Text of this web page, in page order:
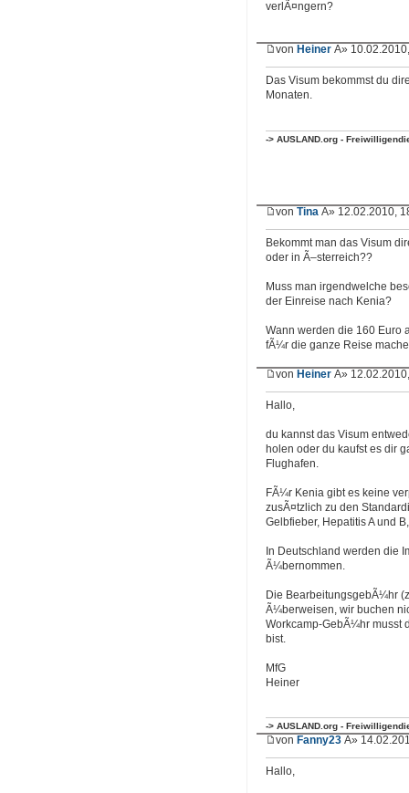
verlÃ¤ngern?
von Heiner Â»
Das Visum bekommst du
Monaten.
-> AUSLAND.org -
von Tina Â» 12.02.2010,
Bekommt man das Visum
oder in Ã–sterreich??
Muss man irgendwelche
der Einreise nach Kenia?
Wann werden die 160 Euro
fÃ¼r die ganze Reise
von Heiner Â»
Hallo,
du kannst das Visum
holen oder du kaufst es dir
Flughafen.
FÃ¼r Kenia gibt es keine
zusÃ¤tzlich zu den
Gelbfieber, Hepatitis A und
In Deutschland werden die
Ã¼bernommen.
Die BearbeitungsgebÃ¼hr
Ã¼berweisen, wir buchen
Workcamp-GebÃ¼hr musst
bist.
MfG
Heiner
-> AUSLAND.org -
von Fanny23 Â»
Hallo,